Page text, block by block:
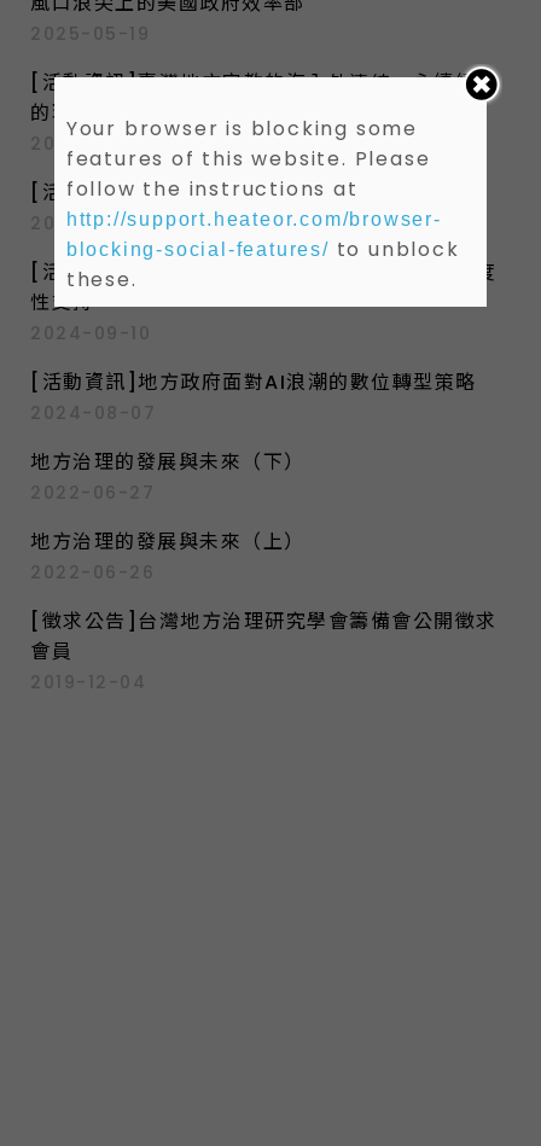
2025-05-19
[活動資訊]臺灣地方宗教的海內外連結、永續經營
的現況與挑戰
2024-10-18
[活動資訊]女性參政的挑戰與問題
2024-10-04
[活動資訊]安心問政、認真服務：地方議員的制度
性支持
2024-09-10
[活動資訊]地方政府面對AI浪潮的數位轉型策略
2024-08-07
地方治理的發展與未來（下）
2022-06-27
地方治理的發展與未來（上）
2022-06-26
[徵求公告]台灣地方治理研究學會籌備會公開徵求
會員
2019-12-04
Your browser is blocking some
features of this website. Please
follow the instructions at
http://support.heateor.com/browser-
blocking-social-features/ to unblock
these.